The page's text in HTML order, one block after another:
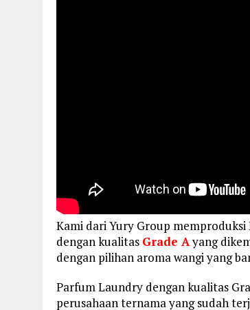
Kami dari Yury Group
dengan kualitas Grade Ayang
dengan pilihan aroma wangi yang
Parfum Laundry dengan kualitas
perusahaan ternama yang sudah